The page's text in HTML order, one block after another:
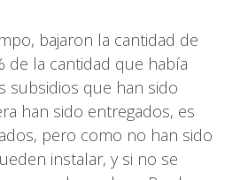
bajaron la cantidad de
de la cantidad que había
subsidios que han sido
han sido entregados, es
pero como no han sido
instalar, y si no se